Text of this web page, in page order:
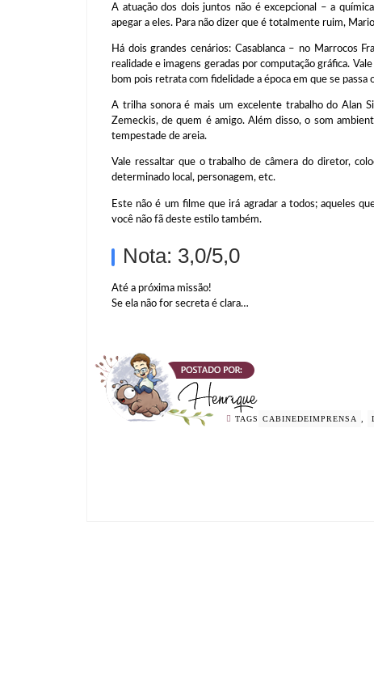
A atuação dos dois juntos não é excepcional – a
apegar a eles. Para não dizer que é totalmente ruim,
Há dois grandes cenários: Casablanca – no Marrocos
realidade e imagens geradas por computação gráfica.
bom pois retrata com fidelidade a época em que se passa
A trilha sonora é mais um excelente trabalho do Alan
Zemeckis, de quem é amigo. Além disso, o som
tempestade de areia.
Vale ressaltar que o trabalho de câmera do diretor,
determinado local, personagem, etc.
Este não é um filme que irá agradar a todos; aqueles
você não fã deste estilo também.
Nota: 3,0/5,0
Até a próxima missão!
Se ela não for secreta é clara…
TAGS CABINEDEIMPRENSA